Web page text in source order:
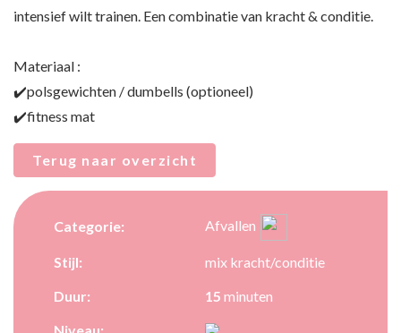
intensief wilt trainen. Een combinatie van kracht & conditie.
Materiaal :
✔️polsgewichten / dumbells (optioneel)
✔️fitness mat
Terug naar overzicht
Categorie: Afvallen
Stijl:
mix kracht/conditie
Duur:
15 minuten